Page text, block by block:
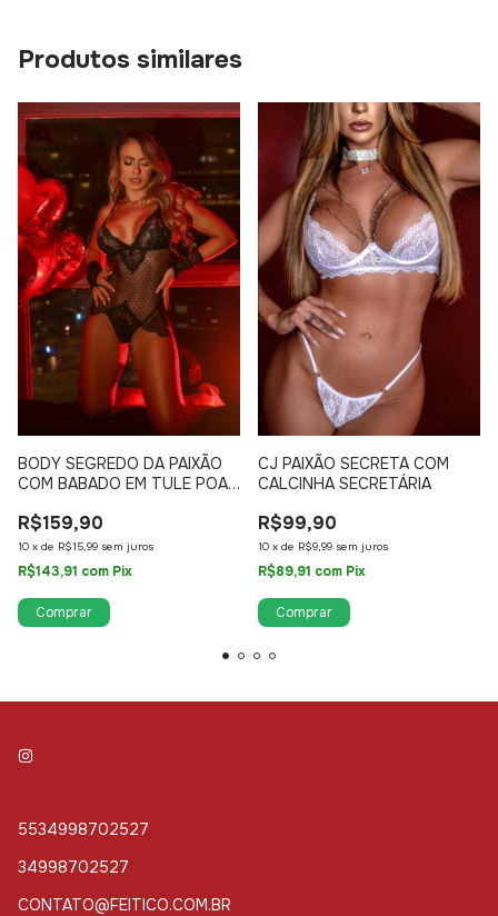
Produtos similares
BODY SEGREDO DA PAIXÃO
COM BABADO EM TULE POA
R$159,90
10 x de R$15,99 sem juros
R$143,91 com Pix
Comprar
CJ PAIXÃO SECRETA COM
CALCINHA SECRETÁRIA
R$99,90
10 x de R$9,99 sem juros
R$89,91 com Pix
Comprar
5534998702527
34998702527
CONTATO@FEITICO.COM.BR